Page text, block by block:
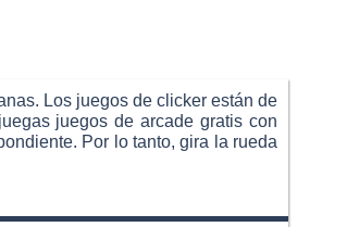
Los juegos de clicker están de
juegos de arcade gratis con
Por lo tanto, gira la rueda